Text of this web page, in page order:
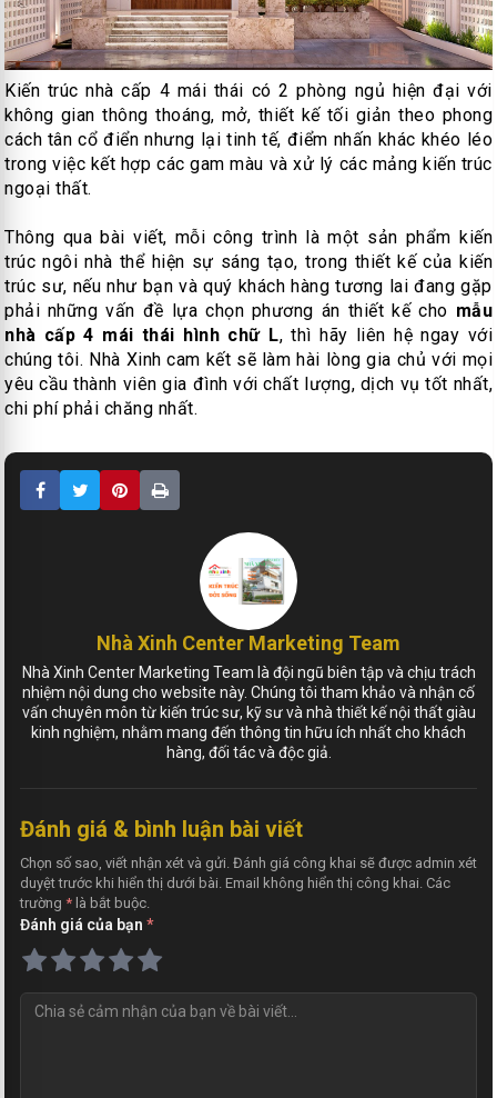
Kiến trúc nhà cấp 4 mái thái có 2 phòng ngủ hiện đại với
không gian thông thoáng, mở, thiết kế tối giản theo phong
cách tân cổ điển nhưng lại tinh tế, điểm nhấn khác khéo léo
trong việc kết hợp các gam màu và xử lý các mảng kiến trúc
ngoại thất.
Thông qua bài viết, mỗi công trình là một sản phẩm kiến
trúc ngôi nhà thể hiện sự sáng tạo, trong thiết kế của kiến
trúc sư, nếu như bạn và quý khách hàng tương lai đang gặp
phải những vấn đề lựa chọn phương án thiết kế cho mẫu
nhà cấp 4 mái thái hình chữ L, thì hãy liên hệ ngay với
chúng tôi. Nhà Xinh cam kết sẽ làm hài lòng gia chủ với mọi
yêu cầu thành viên gia đình với chất lượng, dịch vụ tốt nhất,
chi phí phải chăng nhất.
Nhà Xinh Center Marketing Team
Nhà Xinh Center Marketing Team là đội ngũ biên tập và chịu trách
nhiệm nội dung cho website này. Chúng tôi tham khảo và nhận cố
vấn chuyên môn từ kiến trúc sư, kỹ sư và nhà thiết kế nội thất giàu
kinh nghiệm, nhằm mang đến thông tin hữu ích nhất cho khách
hàng, đối tác và độc giả.
Đánh giá & bình luận bài viết
Chọn số sao, viết nhận xét và gửi. Đánh giá công khai sẽ được admin xét
duyệt trước khi hiển thị dưới bài. Email không hiển thị công khai. Các
trường * là bắt buộc.
Đánh giá của bạn *